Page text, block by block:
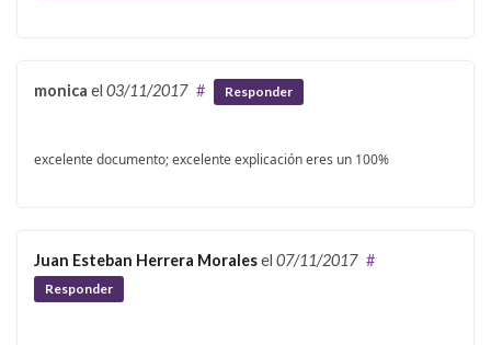
monica el 03/11/2017 # Responder
excelente documento; excelente explicación eres un 100%
Juan Esteban Herrera Moralesel 07/11/2017 #
Responder